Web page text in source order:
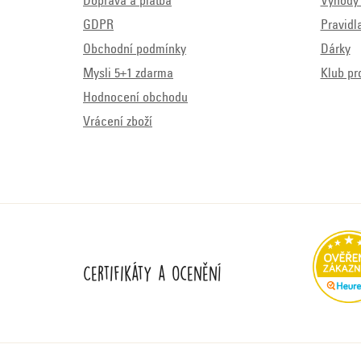
GDPR
Obchodní podmínky
Mysli 5+1 zdarma
Hodnocení obchodu
Vrácení zboží
Dárky
Klub
Certifikáty a ocenění